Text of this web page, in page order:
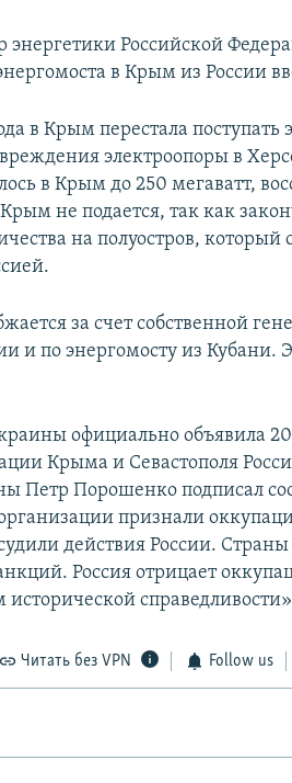
энергетики Российской
в Крым из России
в Крым перестала
электроопоры в
в Крым до 250 мегаватт,
не подается, так как
на полуостров, который
за счет собственной
и по энергомосту из
официально объявила
Крыма и Севастополя
Петр Порошенко подписал
признали
действия России. Страны
Россия отрицает
исторической
Читать без VPN Follow us